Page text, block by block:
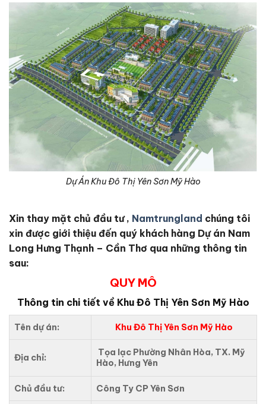
Dự Án Khu Đô Thị Yên Sơn Mỹ Hào
Xin thay mặt chủ đầu tư , Namtrungland chúng tôi
xin được giới thiệu đến quý khách hàng Dự án Nam
Long Hưng Thạnh – Cần Thơ qua những thông tin
sau:
QUY MÔ
Thông tin chi tiết về Khu Đô Thị Yên Sơn Mỹ Hào
Tên dự án: Khu Đô Thị Yên Sơn Mỹ Hào
Địa chỉ:
Tọa lạc Phường Nhân Hòa, TX. Mỹ
Hào, Hưng Yên
Chủ đầu tư: Công Ty CP Yên Sơn